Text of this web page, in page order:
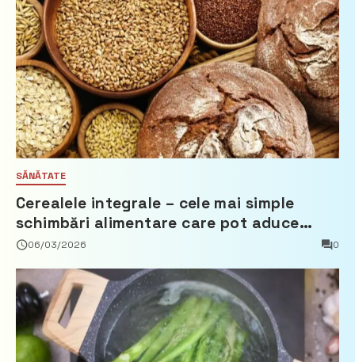
SĂNĂTATE
Cerealele integrale – cele mai simple
schimbări alimentare care pot aduce
beneficii reale
06/03/2026 0